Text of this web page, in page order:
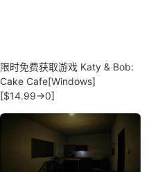
限时免费获取游戏 Katy & Bob:
Cake Cafe[Windows]
[$14.99→0]